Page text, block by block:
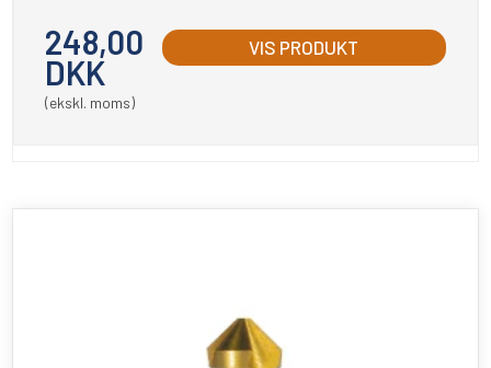
248,00
DKK
(ekskl. moms)
VIS PRODUKT